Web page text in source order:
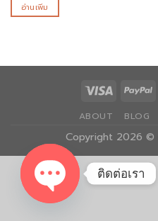
อ่านเพิ่ม
ABOUT BLOG
Copyright 2026 ©
ติดต่อเรา